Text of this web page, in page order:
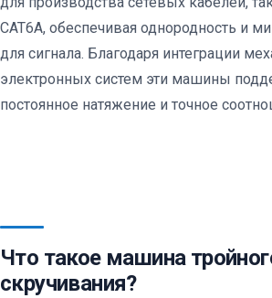
CAT6A, обеспечивая однородность и
для сигнала. Благодаря интеграции
электронных систем эти машины
постоянное натяжение и точное
Что такое машина
скручивания?